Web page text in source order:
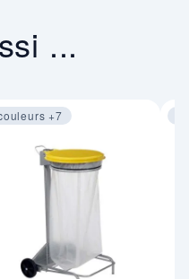
...
+7
Image 1 sur 4